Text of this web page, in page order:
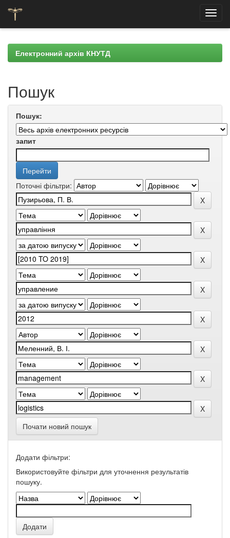
navigationЕлектронний архів КНУТД
Пошук
Пошук:
запит
Поточні фільтри:
Почати новий пошук
Додати фільтри:
Використовуйте фільтри для уточнення результатів
пошуку.